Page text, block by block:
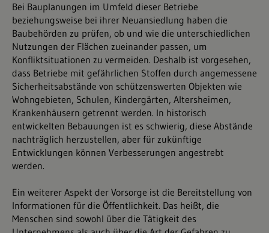
Bei Bauplanungen im Umfeld dieser Betriebe
beziehungsweise bei ihrer Neuansiedlung haben die
Baubehörden zu prüfen, ob und wie die unterschiedlichen
Nutzungen der Flächen zueinander passen, um
Konfliktsituationen zu vermeiden. Deshalb ist vorgesehen,
dass Betriebe mit gefährlichen Stoffen durch angemessene
Sicherheitsabstände von schützenswerten Objekten wie
Wohngebieten, Schulen, Kindergärten, Altersheimen,
Krankenhäusern getrennt werden. In historisch
entwickelten Bebauungen ist es schwierig, diese Abstände
nachträglich herzustellen, aber für zukünftige
Entwicklungen können Verbesserungen angestrebt
werden.
Ein weiterer Aspekt der Vorsorge ist die Bereitstellung von
Informationen für die Öffentlichkeit. Das heißt, die
Menschen sind sowohl über die Tätigkeit des